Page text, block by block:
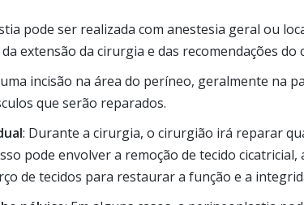
pode ser realizada com anestesia geral ou
extensão da cirurgia e das recomendações do
incisão na área do períneo, geralmente na
que serão reparados.
: Durante a cirurgia, o cirurgião irá reparar
pode envolver a remoção de tecido cicatricial,
de tecidos para restaurar a função e a